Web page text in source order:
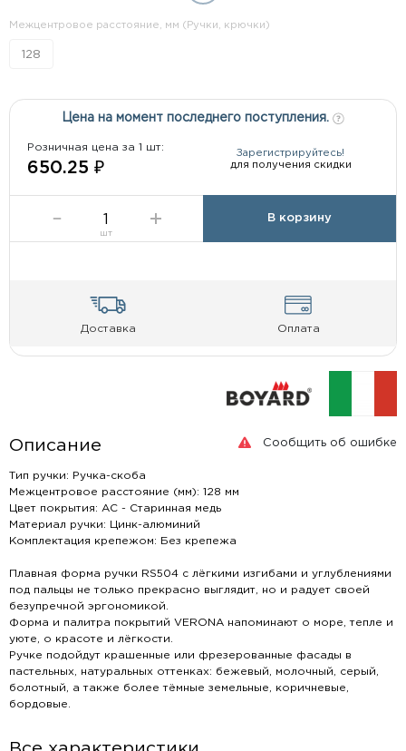
Межцентровое расстояние, мм (Ручки, крючки)
128
Цена на момент последнего поступления.
Розничная цена за 1 шт:
650.25 ₽
Зарегистрируйтесь!
для получения скидки
шт
В корзину
Доставка Оплата
Сообщить об ошибке
Описание
Тип ручки: Ручка-скоба
Межцентровое расстояние (мм): 128 мм
Цвет покрытия: AC - Старинная медь
Материал ручки: Цинк-алюминий
Комплектация крепежом: Без крепежа
Плавная форма ручки RS504 с лёгкими изгибами и углублениями
под пальцы не только прекрасно выглядит, но и радует своей
безупречной эргономикой.
Форма и палитра покрытий VERONA напоминают о море, тепле и
уюте, о красоте и лёгкости.
Ручке подойдут крашенные или фрезерованные фасады в
пастельных, натуральных оттенках: бежевый, молочный, серый,
болотный, а также более тёмные земельные, коричневые,
бордовые.